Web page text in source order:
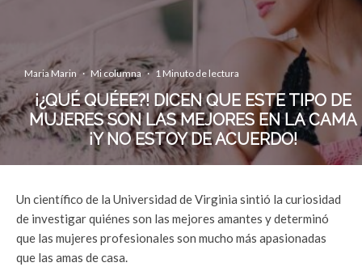
Maria Marin · Mi columna · 1 Minuto de lectura
¡¿QUÉ QUÉEE?! DICEN QUE ESTE TIPO DE
MUJERES SON LAS MEJORES EN LA CAMA
¡Y NO ESTOY DE ACUERDO!
Un científico de la Universidad de Virginia sintió la curiosidad
de investigar quiénes son las mejores amantes y determinó
que las mujeres profesionales son mucho más apasionadas
que las amas de casa.